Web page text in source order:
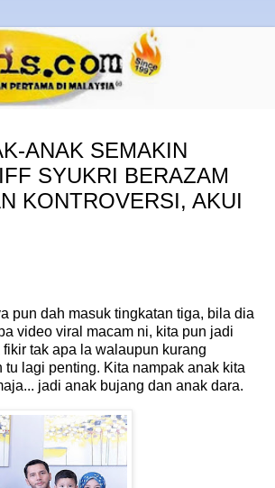
ANAK SEMAKIN
SYUKRI BERAZAM
KONTROVERSI, AKUI
pun dah masuk tingkatan tiga, bila dia
video viral macam ni, kita pun jadi
tak apa la walaupun kurang
tu lagi penting. Kita nampak anak kita
jadi anak bujang dan anak dara.